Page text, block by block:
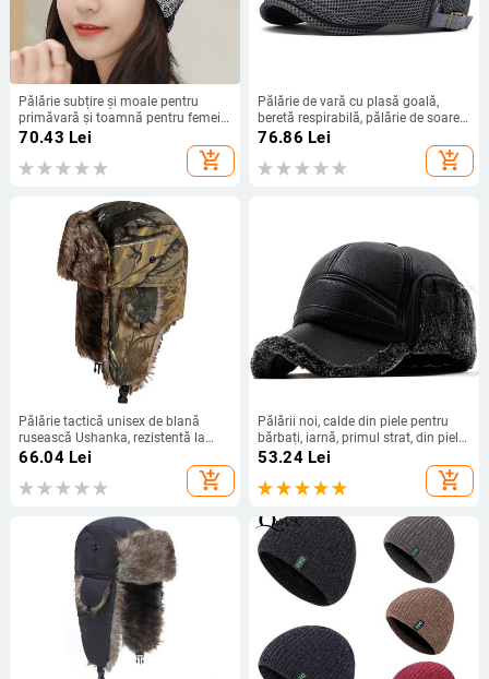
Pălărie subțire și moale pentru
primăvară și toamnă pentru femei,
eșarfă ușoară multifuncțională,
protecție pentru cap, pălărie de
dormit, pălărie pentru limitarea
70.43 Lei
add_shopping_cart
Pălărie de vară cu plasă goală,
beretă respirabilă, pălărie de soare
pentru femei în stil coreean, pălărie
bărbătească de culoare solidă
înainte
76.86 Lei
add_shopping_cart
Pălărie tactică unisex de blană
rusească Ushanka, rezistentă la
vânt, șapcă rusă pentru urechi,
căciulă de camuflaj caldă de iarnă
pentru bărbați Gorras
66.04Lei
add_shopping_cart
Pălării noi, calde din piele pentru
bărbați, iarnă, primul strat, din piele
de vacă, căciuli de urechi calde,
căciuli de bombardier, plus căciuli
de catifea îngroșate, pălărie pentru
53.24Lei
add_shopping_cart